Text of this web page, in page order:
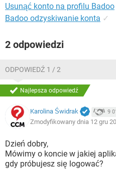
Usunąć konto na profilu Badoo
Badoo odzyskiwanie konta ✓
2 odpowiedzi
ODPOWIEDŹ 1 / 2
Najlepsza odpowiedź
Karolina Świdrak 9
Zmodyfikowany dnia 12 gru
Dzień dobry,
Mówimy o koncie w jakiej
gdy próbujesz się logować?